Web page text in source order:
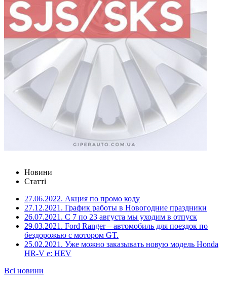
Новини
Статті
27.06.2022. Акция по промо коду
27.12.2021. График работы в Новогодние праздники
26.07.2021. С 7 по 23 августа мы уходим в отпуск
29.03.2021. Ford Ranger – автомобиль для поездок по
бездорожью с мотором GT.
25.02.2021. Уже можно заказывать новую модель Honda
HR-V e: HEV
Всі новини